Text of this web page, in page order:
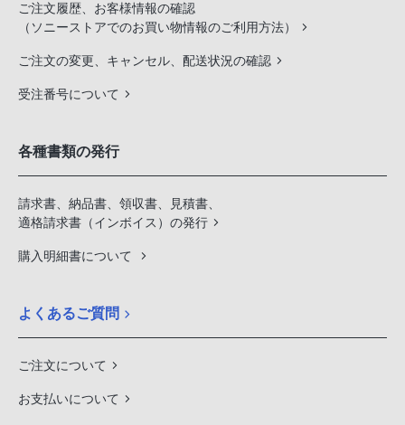
ご注文履歴、お客様情報の確認
（ソニーストアでのお買い物情報のご利用方法）
ご注文の変更、キャンセル、配送状況の確認
受注番号について
各種書類の発行
請求書、納品書、領収書、見積書、
適格請求書（インボイス）の発行
購入明細書について
よくあるご質問
ご注文について
お支払いについて